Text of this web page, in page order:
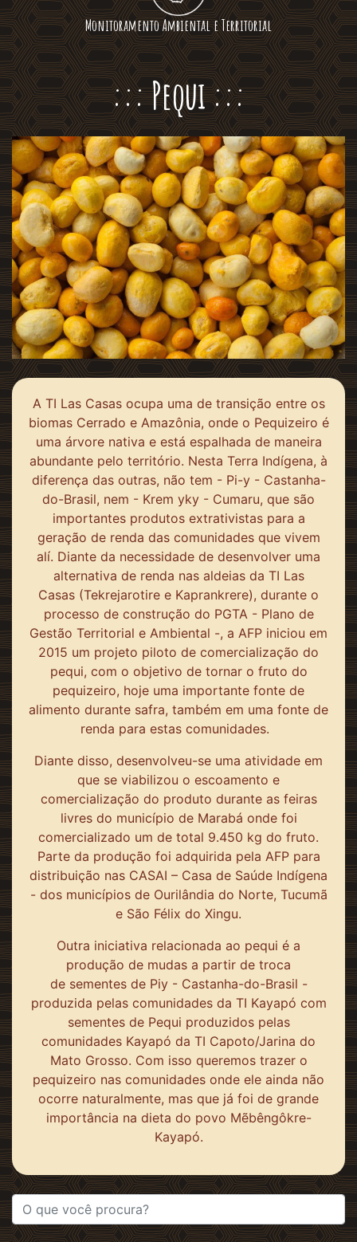
Monitoramento Ambiental e Territorial
::: Pequi :::
A TI Las Casas ocupa uma de transição entre os
biomas Cerrado e Amazônia, onde o Pequizeiro é
uma árvore nativa e está espalhada de maneira
abundante pelo território. Nesta Terra Indígena, à
diferença das outras, não tem - Pi-y - Castanha-
do-Brasil, nem - Krem yky - Cumaru, que são
importantes produtos extrativistas para a
geração de renda das comunidades que vivem
alí. Diante da necessidade de desenvolver uma
alternativa de renda nas aldeias da TI Las
Casas (Tekrejarotire e Kaprankrere), durante o
processo de construção do PGTA - Plano de
Gestão Territorial e Ambiental -, a AFP iniciou em
2015 um projeto piloto de comercialização do
pequi, com o objetivo de tornar o fruto do
pequizeiro, hoje uma importante fonte de
alimento durante safra, também em uma fonte de
renda para estas comunidades.
Diante disso, desenvolveu-se uma atividade em
que se viabilizou o escoamento e
comercialização do produto durante as feiras
livres do município de Marabá onde foi
comercializado um de total 9.450 kg do fruto.
Parte da produção foi adquirida pela AFP para
distribuição nas CASAI – Casa de Saúde Indígena
- dos municípios de Ourilândia do Norte, Tucumã
e São Félix do Xingu.
Outra iniciativa relacionada ao pequi é a
produção de mudas a partir de troca
de sementes de Piy - Castanha-do-Brasil -
produzida pelas comunidades da TI Kayapó com
sementes de Pequi produzidos pelas
comunidades Kayapó da TI Capoto/Jarina do
Mato Grosso. Com isso queremos trazer o
pequizeiro nas comunidades onde ele ainda não
ocorre naturalmente, mas que já foi de grande
importância na dieta do povo Mẽbêngôkre-
Kayapó.